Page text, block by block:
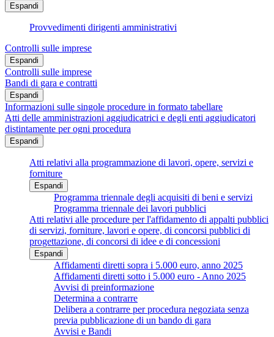
Espandi
Provvedimenti dirigenti amministrativi
Controlli sulle imprese
Espandi
Controlli sulle imprese
Bandi di gara e contratti
Espandi
Informazioni sulle singole procedure in formato tabellare
Atti delle amministrazioni aggiudicatrici e degli enti aggiudicatori
distintamente per ogni procedura
Espandi
Atti relativi alla programmazione di lavori, opere, servizi e
forniture
Espandi
Programma triennale degli acquisiti di beni e servizi
Programma triennale dei lavori pubblici
Atti relativi alle procedure per l'affidamento di appalti pubblici
di servizi, forniture, lavori e opere, di concorsi pubblici di
progettazione, di concorsi di idee e di concessioni
Espandi
Affidamenti diretti sopra i 5.000 euro, anno 2025
Affidamenti diretti sotto i 5.000 euro - Anno 2025
Avvisi di preinformazione
Determina a contrarre
Delibera a contrarre per procedura negoziata senza
previa pubblicazione di un bando di gara
Avvisi e Bandi